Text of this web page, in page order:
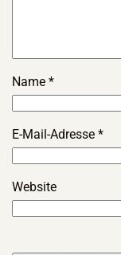
Name*
E-Mail-Adresse*
Website